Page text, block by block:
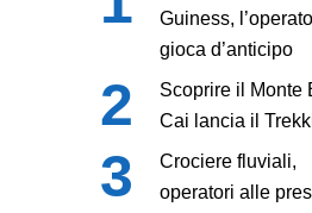
Guiness,
gioca d’anticipo
Scoprire il Monte
Cai lancia il
Crociere fluviali,
operatori alle